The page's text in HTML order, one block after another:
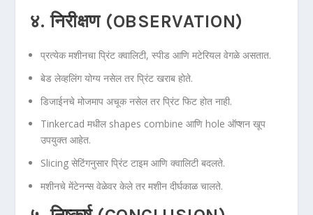
४. निरीक्षण (OBSERVATION)
प्रत्येक मशीनचा प्रिंट क्वालिटी, स्पीड आणि मटेरियल वेगळे असतात.
बेड लेव्हलिंग योग्य नसेल तर प्रिंट खराब होते.
डिजाईनचे मोजमाप अचूक नसेल तर प्रिंट फिट होत नाही.
Tinkercad मधील shapes combine आणि hole ऑप्शन खूप
उपयुक्त आहेत.
Slicing सेटिंगनुसार प्रिंट टाइम आणि क्वालिटी बदलते.
मशीनचे मेंटेनन्स वेळेवर केले तर मशीन दीर्घकाळ चालते.